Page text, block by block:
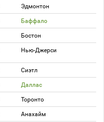
Эдмонтон
Баффало
Бостон
Нью-Джерси
Сиэтл
Даллас
Торонто
Анахайм